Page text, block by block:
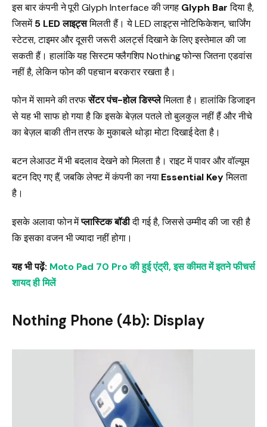
इस बार कंपनी ने पूरी Glyph Interface की जगह Glyph Barदिया है,
जिसमें5 LED लाइट्समिलती हैं। ये LED लाइट्स नोटिफिकेशन, चार्जिंग
स्टेटस, टाइमर और दूसरी जरूरी अलर्ट्स दिखाने के लिए इस्तेमाल की जा
सकती हैं। हालांकि यह सिस्टम फ्लैगशिप Nothing फोन्स जितना एडवांस
नहीं है, लेकिन फोन की पहचान बरकरार रखता है।
फोन में सामने की तरफसेंटर पंच-होल डिस्प्लेमिलता है। हालांकि डिजाइन
से यह भी साफ हो गया है कि इसके बेज़ल पतले तो बुलकुल नहीं हैं और नीचे
का बेज़ल बाकी तीन तरफ के मुकाबले थोड़ा मोटा दिखाई देता है।
बटन लेआउट में भी बदलाव देखने को मिलता है। राइट में पावर और वॉल्यूम
बटन दिए गए हैं, जबकि लेफ्ट में कंपनी का नयाEssential Keyमिलता
है।
इसके अलावा फोन मेंप्लास्टिक बॉडीदी गई है, जिससे उम्मीद की जा रही है
कि इसका वजन भी ज्यादा नहीं होगा।
यह भी पढ़ें: Moto Pad 70 Pro की हुई एंट्री, इस कीमत में इतने फीचर्स
शायद ही मिलें
Nothing Phone (4b): Display